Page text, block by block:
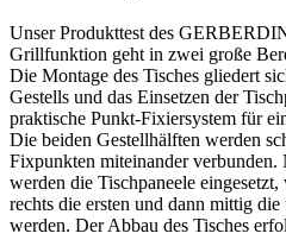
Unser Produkttest des
Grillfunktion geht in zwei große
Die Montage des Tisches gliedert
Gestells und das Einsetzen der
praktische Punkt-Fixiersystem für
Die beiden Gestellhälften werden
Fixpunkten miteinander verbunden.
werden die Tischpaneele
rechts die ersten und dann mittig
werden. Der Abbau des Tisches